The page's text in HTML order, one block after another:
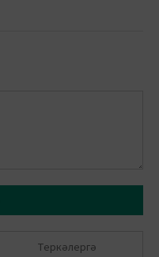
Теркәлергә